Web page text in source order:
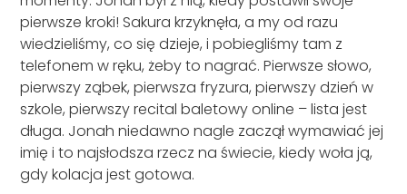
pierwsze kroki! Sakura krzyknęła, a my od razu
wiedzieliśmy, co się dzieje, i pobiegliśmy tam z
telefonem w ręku, żeby to nagrać. Pierwsze słowo,
pierwszy ząbek, pierwsza fryzura, pierwszy dzień w
szkole, pierwszy recital baletowy online – lista jest
długa. Jonah niedawno nagle zaczął wymawiać jej
imię i to najsłodsza rzecz na świecie, kiedy woła ją,
gdy kolacja jest gotowa.